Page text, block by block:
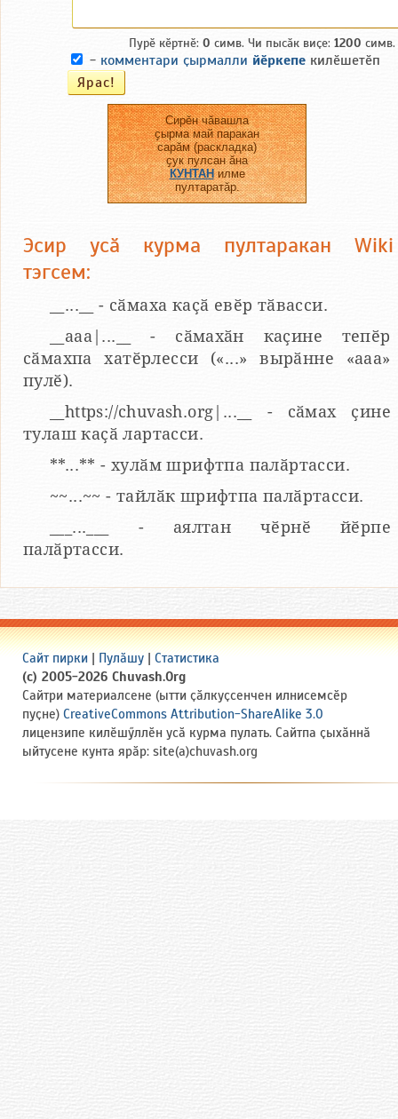
Пурӗ кӗртнӗ: 0 симв. Чи пысӑк виҫе: 1200 симв.
- комментари ҫырмалли йӗркепе килӗшетӗп
Сирӗн чӑвашла
ҫырма май паракан
сарӑм (раскладка)
ҫук пулсан ӑна
КУНТАНилме
пултаратӑр.
Эсир усӑ курма пултаракан Wiki
тэгсем:
__...__ - сӑмаха каҫӑ евӗр тӑвасси.
__aaa|...__ - сӑмахӑн каҫине тепӗр
сӑмахпа хатӗрлесси («...» вырӑнне «ааа»
пулӗ).
__https://chuvash.org|...__ - сӑмах ҫине
тулаш каҫӑ лартасси.
**...** - хулӑм шрифтпа палӑртасси.
~~...~~ - тайлӑк шрифтпа палӑртасси.
___...___ - аялтан чӗрнӗ йӗрпе
палӑртасси.
Сайт пирки | Пулӑшу | Статистика
(c) 2005-2026 Chuvash.Org
Сайтри материалсене (ытти ҫӑлкуҫсенчен илнисемсӗр
пуҫне) CreativeCommons Attribution-ShareAlike 3.0
лицензипе килӗшӳллӗн усӑ курма пулать. Сайтпа ҫыхӑннӑ
ыйтусене кунта ярӑр: site(a)chuvash.org